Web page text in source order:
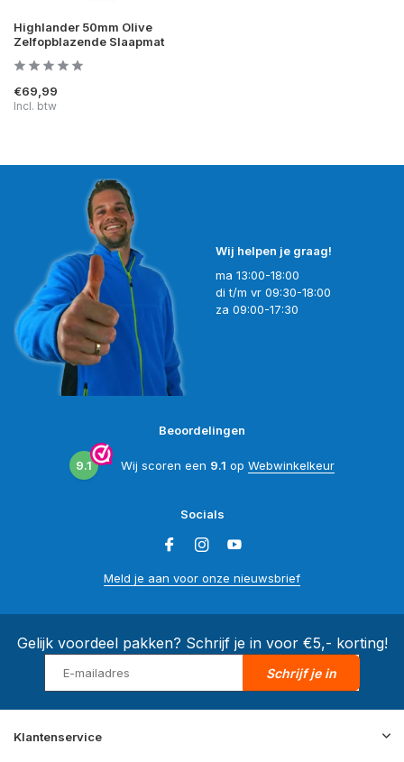
Highlander 50mm Olive
Zelfopblazende Slaapmat
€69,99
Incl. btw
Wij helpen je graag!
ma 13:00-18:00
di t/m vr 09:30-18:00
za 09:00-17:30
Beoordelingen
9.1 Wij scoren een 9.1 op Webwinkelkeur
Socials
Meld je aan voor onze nieuwsbrief
Gelijk voordeel pakken? Schrijf je in voor €5,- korting!
Schrijf je in
Klantenservice